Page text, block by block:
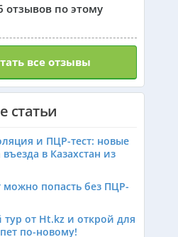
отзывов по этому
все отзывы
статьи
и ПЦР-тест: новые
в Казахстан из
можно попасть без ПЦР-
тур от Ht.kz и открой для
по-новому!